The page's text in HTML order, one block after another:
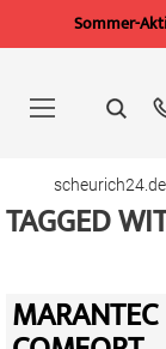
Sommer-
springen
scheurich24.de
TAGGED